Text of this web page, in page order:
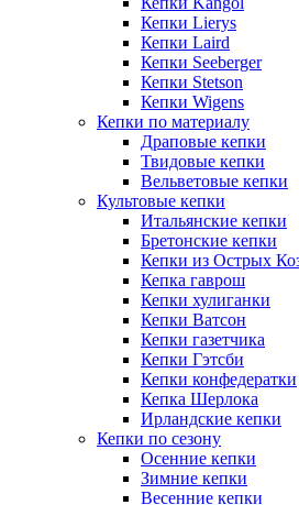
Кепки Lierys
Кепки Laird
Кепки Seeberger
Кепки Stetson
Кепки Wigens
Кепки по материалу
Драповые кепки
Твидовые кепки
Вельветовые кепки
Культовые кепки
Итальянские кепки
Бретонские кепки
Кепки из Острых
Кепка гаврош
Кепки хулиганки
Кепки Ватсон
Кепки газетчика
Кепки Гэтсби
Кепки конфедератки
Кепка Шерлока
Ирландские кепки
Кепки по сезону
Осенние кепки
Зимние кепки
Весенние кепки